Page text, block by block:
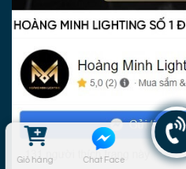
Giỏ hàng Chat Face